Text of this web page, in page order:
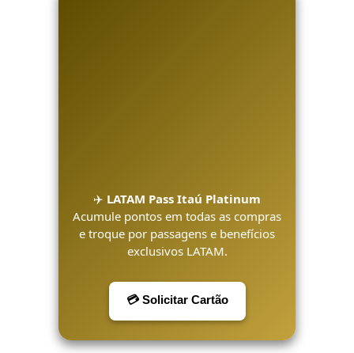
✈️ LATAM Pass Itaú Platinum
Acumule pontos em todas as compras
e troque por passagens e benefícios
exclusivos LATAM.
💳 Solicitar Cartão